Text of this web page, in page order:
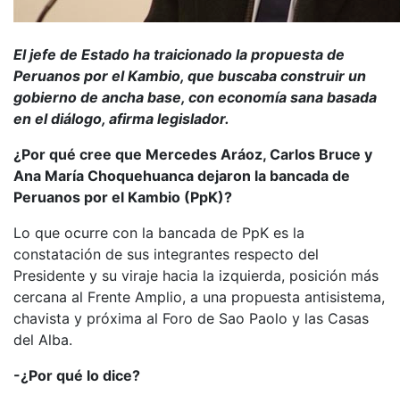
El jefe de Estado ha traicionado la propuesta de
Peruanos por el Kambio, que buscaba construir un
gobierno de ancha base, con economía sana basada
en el diálogo, afirma legislador.
¿Por qué cree que Mercedes Aráoz, Carlos Bruce y
Ana María Choquehuanca dejaron la bancada de
Peruanos por el Kambio (PpK)?
Lo que ocurre con la bancada de PpK es la
constatación de sus integrantes respecto del
Presidente y su viraje hacia la izquierda, posición más
cercana al Frente Amplio, a una propuesta antisistema,
chavista y próxima al Foro de Sao Paolo y las Casas
del Alba.
-¿Por qué lo dice?